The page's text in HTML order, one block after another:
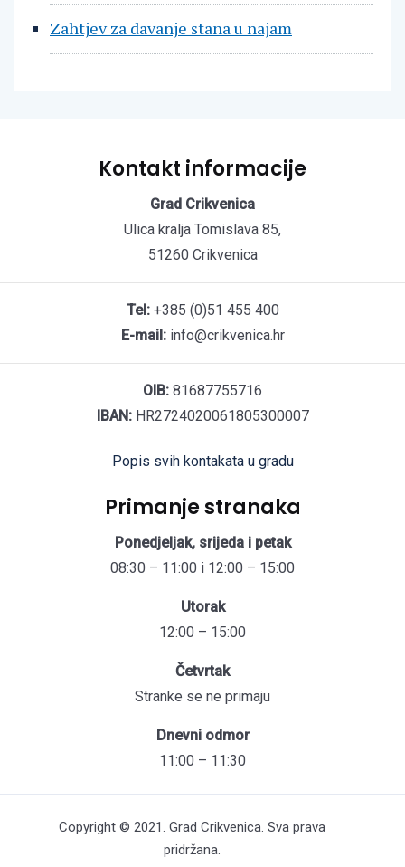
Zahtjev za davanje stana u najam
Kontakt informacije
Grad Crikvenica
Ulica kralja Tomislava 85,
51260 Crikvenica
Tel:+385 (0)51 455 400
E-mail:info@crikvenica.hr
OIB: 81687755716
IBAN:HR2724020061805300007
Popis svih kontakata u gradu
Primanje stranaka
Ponedjeljak, srijeda i petak
08:30 – 11:00 i 12:00 – 15:00
Utorak
12:00 – 15:00
Četvrtak
Stranke se ne primaju
Dnevni odmor
11:00 – 11:30
Copyright © 2021. Grad Crikvenica. Sva prava
pridržana.